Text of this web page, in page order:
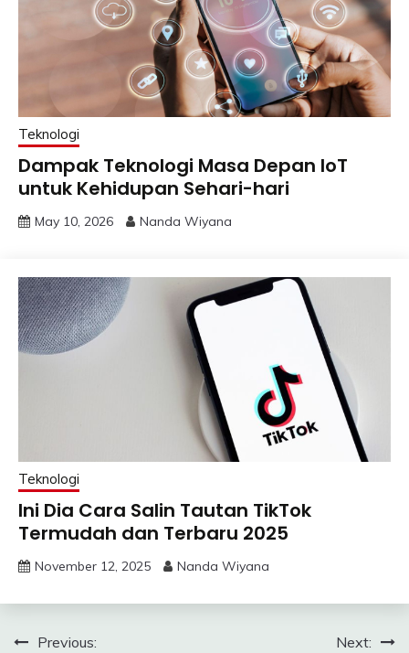
Teknologi
Dampak Teknologi Masa Depan IoT
untuk Kehidupan Sehari-hari
May 10, 2026 Nanda Wiyana
Teknologi
Ini Dia Cara Salin Tautan TikTok
Termudah dan Terbaru 2025
November 12, 2025 Nanda Wiyana
PostPrevious: Next: